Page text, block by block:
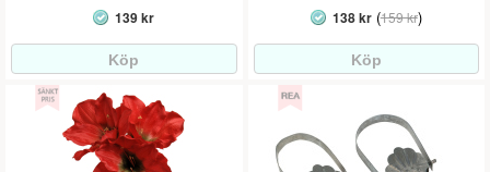
139 kr 138 kr(159 kr)